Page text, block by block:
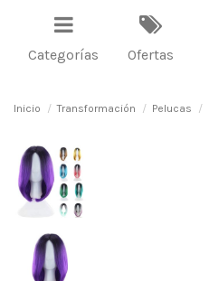
Categorías Ofertas
Inicio Transformación Pelucas